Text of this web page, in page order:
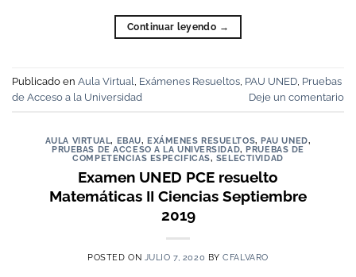
Continuar leyendo →
Publicado en Aula Virtual Exámenes Resueltos PAU UNED Pruebas
de Acceso a la Universidad
Deje un comentario
AULA VIRTUAL, EBAU, EXÁMENES RESUELTOS,PAU UNED,
PRUEBAS DE ACCESO A LA UNIVERSIDAD,PRUEBAS DE
COMPETENCIAS ESPECIFICAS, SELECTIVIDAD
Examen UNED PCE resuelto
Matemáticas II Ciencias Septiembre
2019
POSTED ON JULIO 7, 2020 BYCFALVARO